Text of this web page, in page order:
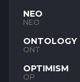
NEO
NEO
ONTOLOGY
ONT
OPTIMISM
OP